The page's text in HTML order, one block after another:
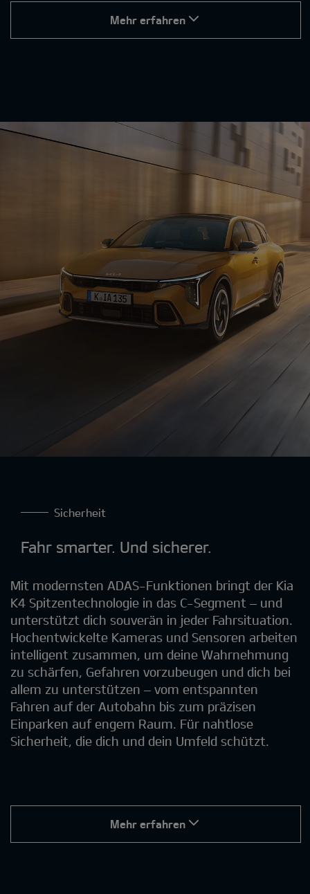
Mehr erfahren
Sicherheit
Fahr smarter. Und sicherer.
Mit modernsten ADAS-Funktionen bringt der Kia
K4 Spitzentechnologie in das C-Segment – und
unterstützt dich souverän in jeder Fahrsituation.
Hochentwickelte Kameras und Sensoren arbeiten
intelligent zusammen, um deine Wahrnehmung
zu schärfen, Gefahren vorzubeugen und dich bei
allem zu unterstützen – vom entspannten
Fahren auf der Autobahn bis zum präzisen
Einparken auf engem Raum. Für nahtlose
Sicherheit, die dich und dein Umfeld schützt.
Mehr erfahren